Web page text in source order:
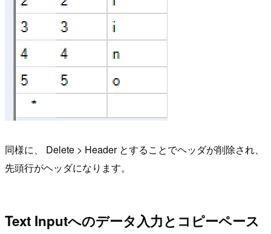
同様に、 Delete > Header とすることでヘッダが削除され、
先頭行がヘッダになります。
Text Inputへのデータ入力とコピーペース